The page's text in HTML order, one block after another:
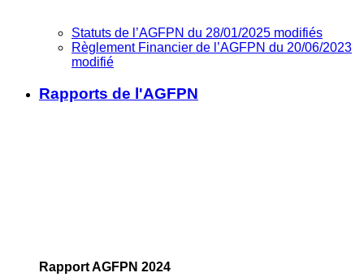
Statuts de l’AGFPN du 28/01/2025 modifiés
Règlement Financier de l’AGFPN du 20/06/2023
modifié
Rapports de l'AGFPN
Rapport AGFPN 2024